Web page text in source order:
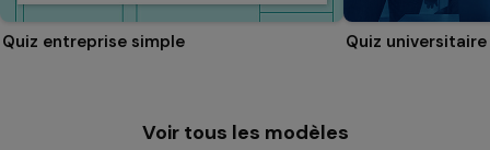
Quiz entreprise simple Quiz universitaire
Voir tous les modèles